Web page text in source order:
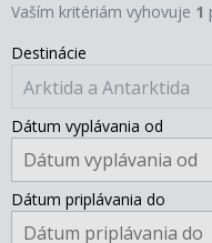
Vaším kritériám vyhovuje 1
Destinácie
Arktida a Antarktida
Dátum vyplávania od
Dátum priplávania do